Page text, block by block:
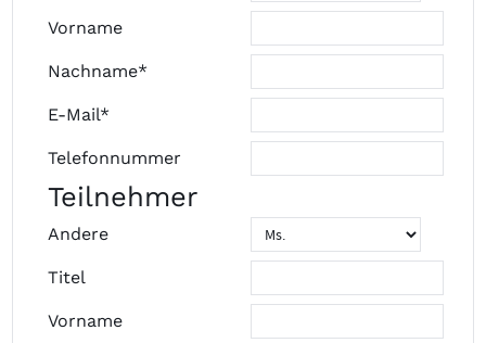
Vorname
Nachname*
E-Mail*
Telefonnummer
Teilnehmer
Andere
Titel
Vorname